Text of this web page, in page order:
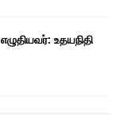
உதயநிதி